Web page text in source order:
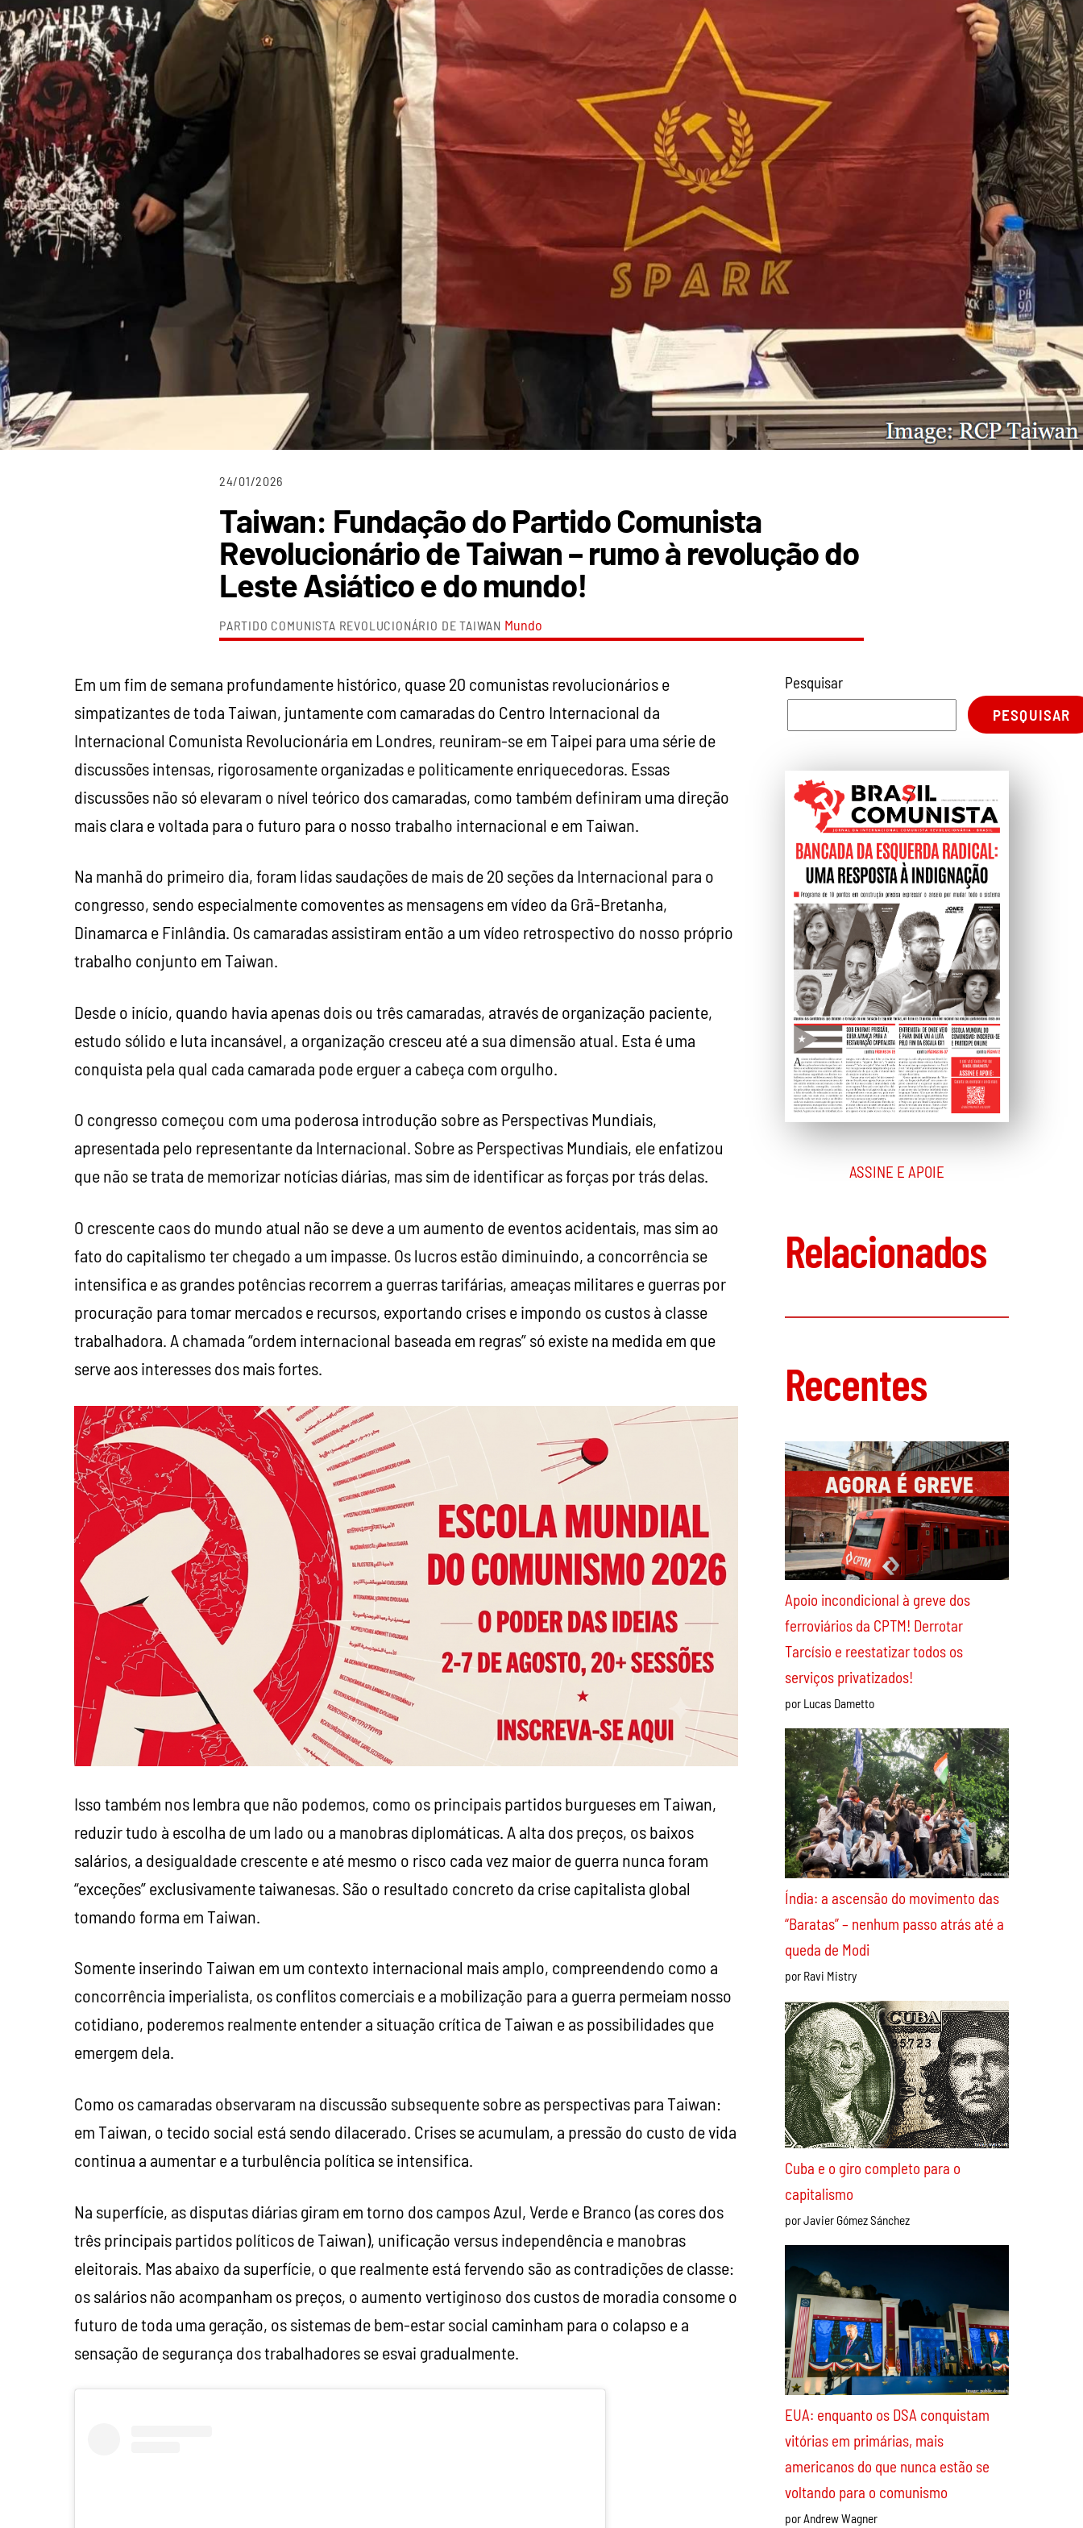
24/01/2026
Taiwan: Fundação do Partido Comunista
Revolucionário de Taiwan – rumo à revolução do
Leste Asiático e do mundo!
PARTIDO COMUNISTA REVOLUCIONÁRIO DE TAIWAN Mundo
Em um fim de semana profundamente histórico, quase 20 comunistas revolucionários e
simpatizantes de toda Taiwan, juntamente com camaradas do Centro Internacional da
Internacional Comunista Revolucionária em Londres, reuniram-se em Taipei para uma série de
discussões intensas, rigorosamente organizadas e politicamente enriquecedoras. Essas
discussões não só elevaram o nível teórico dos camaradas, como também definiram uma direção
mais clara e voltada para o futuro para o nosso trabalho internacional e em Taiwan.
Na manhã do primeiro dia, foram lidas saudações de mais de 20 seções da Internacional para o
congresso, sendo especialmente comoventes as mensagens em vídeo da Grã-Bretanha,
Dinamarca e Finlândia. Os camaradas assistiram então a um vídeo retrospectivo do nosso próprio
trabalho conjunto em Taiwan.
Desde o início, quando havia apenas dois ou três camaradas, através de organização paciente,
estudo sólido e luta incansável, a organização cresceu até a sua dimensão atual. Esta é uma
conquista pela qual cada camarada pode erguer a cabeça com orgulho.
O congresso começou com uma poderosa introdução sobre as Perspectivas Mundiais,
apresentada pelo representante da Internacional. Sobre as Perspectivas Mundiais, ele enfatizou
que não se trata de memorizar notícias diárias, mas sim de identificar as forças por trás delas.
O crescente caos do mundo atual não se deve a um aumento de eventos acidentais, mas sim ao
fato do capitalismo ter chegado a um impasse. Os lucros estão diminuindo, a concorrência se
intensifica e as grandes potências recorrem a guerras tarifárias, ameaças militares e guerras por
procuração para tomar mercados e recursos, exportando crises e impondo os custos à classe
trabalhadora. A chamada “ordem internacional baseada em regras” só existe na medida em que
serve aos interesses dos mais fortes.
Isso também nos lembra que não podemos, como os principais partidos burgueses em Taiwan,
reduzir tudo à escolha de um lado ou a manobras diplomáticas. A alta dos preços, os baixos
salários, a desigualdade crescente e até mesmo o risco cada vez maior de guerra nunca foram
“exceções” exclusivamente taiwanesas. São o resultado concreto da crise capitalista global
tomando forma em Taiwan.
Somente inserindo Taiwan em um contexto internacional mais amplo, compreendendo como a
concorrência imperialista, os conflitos comerciais e a mobilização para a guerra permeiam nosso
cotidiano, poderemos realmente entender a situação crítica de Taiwan e as possibilidades que
emergem dela.
Como os camaradas observaram na discussão subsequente sobre as perspectivas para Taiwan:
em Taiwan, o tecido social está sendo dilacerado. Crises se acumulam, a pressão do custo de vida
continua a aumentar e a turbulência política se intensifica.
Na superfície, as disputas diárias giram em torno dos campos Azul, Verde e Branco (as cores dos
três principais partidos políticos de Taiwan), unificação versus independência e manobras
eleitorais. Mas abaixo da superfície, o que realmente está fervendo são as contradições de classe:
os salários não acompanham os preços, o aumento vertiginoso dos custos de moradia consome o
futuro de toda uma geração, os sistemas de bem-estar social caminham para o colapso e a
sensação de segurança dos trabalhadores se esvai gradualmente.
Pesquisar
PESQUISAR
ASSINE E APOIE
Relacionados
Recentes
Apoio incondicional à greve dos
ferroviários da CPTM! Derrotar
Tarcísio e reestatizar todos os
serviços privatizados!
por Lucas Dametto
Índia: a ascensão do movimento das
“Baratas” – nenhum passo atrás até a
queda de Modi
por Ravi Mistry
Cuba e o giro completo para o
capitalismo
por Javier Gómez Sánchez
EUA: enquanto os DSA conquistam
vitórias em primárias, mais
americanos do que nunca estão se
voltando para o comunismo
por Andrew Wagner